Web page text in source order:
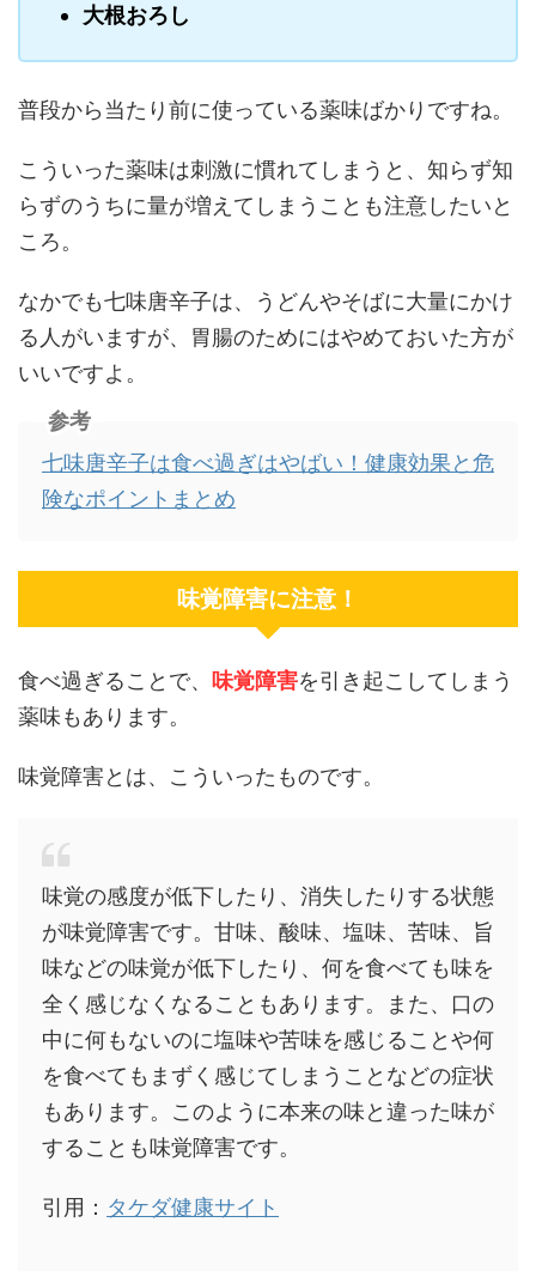
大根おろし
普段から当たり前に使っている薬味ばかりですね。
こういった薬味は刺激に慣れてしまうと、知らず知
らずのうちに量が増えてしまうことも注意したいと
ころ。
なかでも七味唐辛子は、うどんやそばに大量にかけ
る人がいますが、胃腸のためにはやめておいた方が
いいですよ。
参考
七味唐辛子は食べ過ぎはやばい！健康効果と危
険なポイントまとめ
味覚障害に注意！
食べ過ぎることで、 味覚障害を引き起こしてしまう
薬味もあります。
味覚障害とは、こういったものです。
味覚の感度が低下したり、消失したりする状態
が味覚障害です。甘味、酸味、塩味、苦味、旨
味などの味覚が低下したり、何を食べても味を
全く感じなくなることもあります。また、口の
中に何もないのに塩味や苦味を感じることや何
を食べてもまずく感じてしまうことなどの症状
もあります。このように本来の味と違った味が
することも味覚障害です。
引用： タケダ健康サイト